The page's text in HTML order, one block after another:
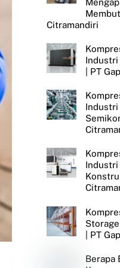
Citramandiri
Industri
| PT
Industri
| PT
Berapa